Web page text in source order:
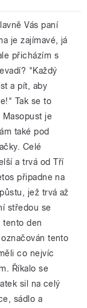
Vás paní
je zajímavé, já
přicházím s
"Každý
a pít, aby
Tak se to
Masopust je
také pod
Celé
a trvá od Tří
připadne na
jež trvá až
středou se
tento den
tento
co nejvíc
Říkalo se
sil na celý
sádlo a